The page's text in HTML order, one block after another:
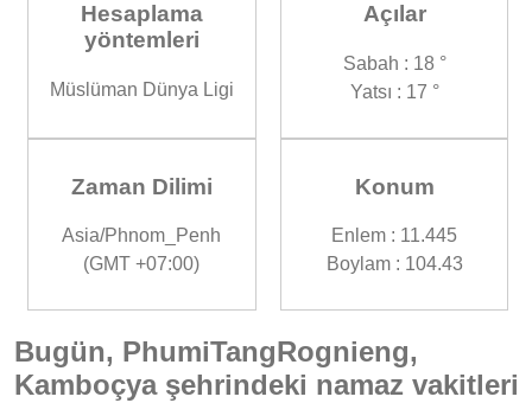
Hesaplama
yöntemleri
Müslüman Dünya Ligi
Açılar
Sabah : 18 °
Yatsı : 17 °
Zaman Dilimi
Asia/Phnom_Penh
(GMT +07:00)
Konum
Enlem : 11.445
Boylam : 104.43
Bugün, PhumiTangRognieng,
Kamboçya şehrindeki namaz vakitleri